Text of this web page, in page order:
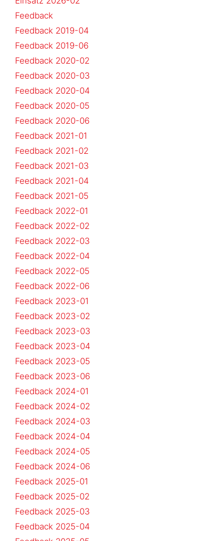
Feedback
Feedback 2019-04
Feedback 2019-06
Feedback 2020-02
Feedback 2020-03
Feedback 2020-04
Feedback 2020-05
Feedback 2020-06
Feedback 2021-01
Feedback 2021-02
Feedback 2021-03
Feedback 2021-04
Feedback 2021-05
Feedback 2022-01
Feedback 2022-02
Feedback 2022-03
Feedback 2022-04
Feedback 2022-05
Feedback 2022-06
Feedback 2023-01
Feedback 2023-02
Feedback 2023-03
Feedback 2023-04
Feedback 2023-05
Feedback 2023-06
Feedback 2024-01
Feedback 2024-02
Feedback 2024-03
Feedback 2024-04
Feedback 2024-05
Feedback 2024-06
Feedback 2025-01
Feedback 2025-02
Feedback 2025-03
Feedback 2025-04